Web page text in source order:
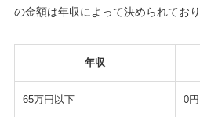
の金額は年収によって決められてお
年収
65万円以下 0円